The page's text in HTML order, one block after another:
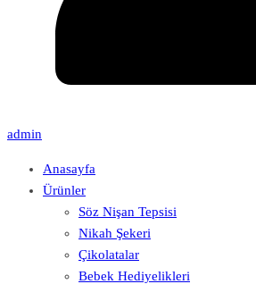
admin
Anasayfa
Ürünler
Söz Nişan Tepsisi
Nikah Şekeri
Çikolatalar
Bebek Hediyelikleri